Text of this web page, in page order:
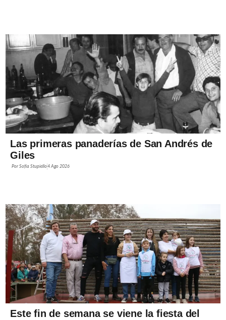
Las primeras panaderías de San Andrés de
Giles
PorSofía Stupiello4 Ago 2026
Este fin de semana se viene la fiesta del